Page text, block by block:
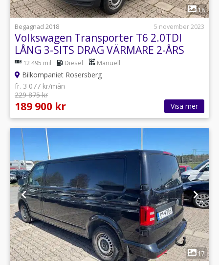
1
18
Begagnad 2018
5 november 2023
Volkswagen Transporter T6 2.0TDI
LÅNG 3-SITS DRAG VÄRMARE 2-ÅRS
GARANTI
12 495 mil Diesel Manuell
Bilkompaniet Rosersberg
fr. 3 077 kr/mån
229 875 kr
189 900 kr Visa mer
1
17